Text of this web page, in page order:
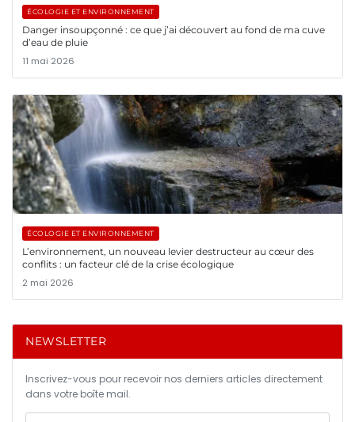
ÉCOLOGIE ET ENVIRONNEMENT
Danger insoupçonné : ce que j’ai découvert au fond de ma cuve
d’eau de pluie
11 mai 2026
ÉCOLOGIE ET ENVIRONNEMENT
L’environnement, un nouveau levier destructeur au cœur des
conflits : un facteur clé de la crise écologique
2 mai 2026
NEWSLETTER
Inscrivez-vous pour recevoir nos derniers articles directement
dans votre boîte mail.